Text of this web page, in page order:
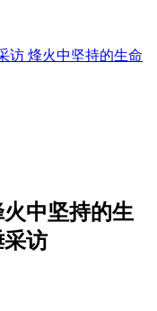
访 烽火中坚持的生命
中坚持的生
访